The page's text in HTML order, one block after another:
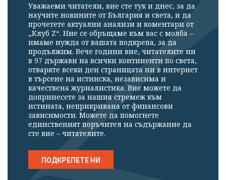
Уважаеми читатели, вие сте тук и днес, за да
научите новините от България и света, и да
прочетете актуални анализи и коментари от
„Клуб Z“. Ние се обръщаме към вас с молба –
имаме нужда от вашата подкрепа, за да
продължим. Вече години вие, читателите ни
в 97 държави на всички континенти по света,
отваряте всеки ден страницата ни в интернет
в търсене на истинска, независима и
качествена журналистика. Вие можете да
допринесете за нашия стремеж към
истината, неприкривана от финансови
зависимости. Можете да помогнете
единственият поръчител на съдържание да
сте вие – читателите.
ПОДКРЕПЕТЕ НИ